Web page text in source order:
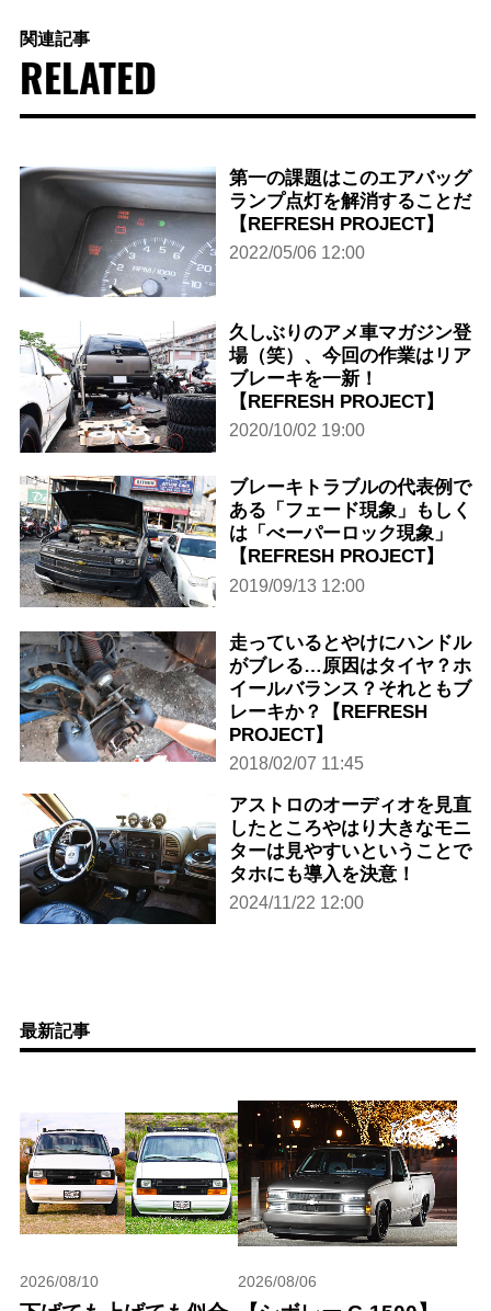
関連記事
RELATED
第一の課題はこのエアバッグ
ランプ点灯を解消することだ
【REFRESH PROJECT】
2022/05/06 12:00
久しぶりのアメ車マガジン登
場（笑）、今回の作業はリア
ブレーキを一新！
【REFRESH PROJECT】
2020/10/02 19:00
ブレーキトラブルの代表例で
ある「フェード現象」もしく
は「べーパーロック現象」
【REFRESH PROJECT】
2019/09/13 12:00
走っているとやけにハンドル
がブレる…原因はタイヤ？ホ
イールバランス？それともブ
レーキか？【REFRESH
PROJECT】
2018/02/07 11:45
アストロのオーディオを見直
したところやはり大きなモニ
ターは見やすいということで
タホにも導入を決意！
2024/11/22 12:00
最新記事
2026/08/10 2026/08/06